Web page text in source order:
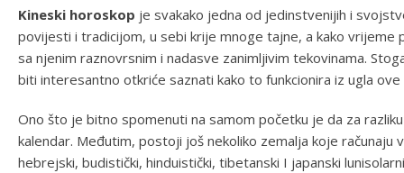
Kineski horoskop je svakako jedna od jedinstvenijih i
povijesti i tradicijom, u sebi krije mnoge tajne, a kako vrijeme
sa njenim raznovrsnim i nadasve zanimljivim tekovinama.
biti interesantno otkriće saznati kako to funkcionira iz ugla ove
Ono što je bitno spomenuti na samom početku je da za
kalendar. Međutim, postoji još nekoliko zemalja koje
hebrejski, budistički, hinduistički, tibetanski I japanski